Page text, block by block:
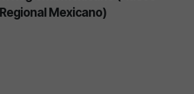
Mexicano)